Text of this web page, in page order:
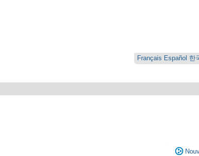
Français Español 한
Navigation